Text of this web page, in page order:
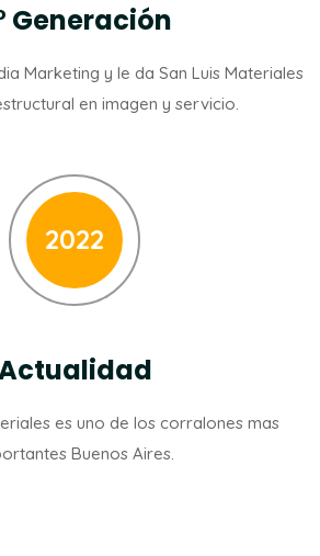
Generación
Marketing y le da San Luis Materiales
en imagen y servicio.
2022
es uno de los corralones mas
Buenos Aires.